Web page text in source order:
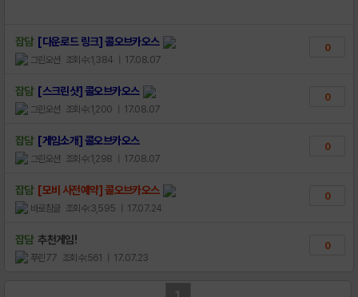
잡담 [다운로드 링크] 콜오브카오스
그린오션 조회수:1,384 | 17.08.07
0
잡담 [스크린샷] 콜오브카오스
그린오션 조회수:1,200 | 17.08.07
0
잡담 [게임소개] 콜오브카오스
그린오션 조회수:1,298 | 17.08.07
0
잡담 [모비 사전예약] 콜오브카오스
바로참글 조회수:3,595 | 17.07.24
0
잡담 추천게임!
푸린77 조회수:561 | 17.07.23
0